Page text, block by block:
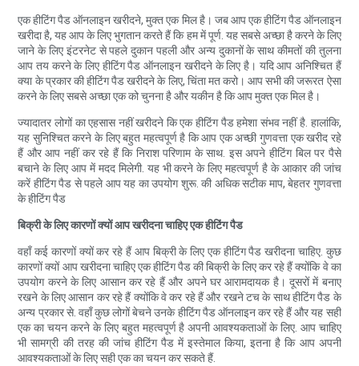
एक हीटिंग पैड ऑनलाइन खरीदने, मुक्त एक मिल है। जब आप एक हीटिंग पैड ऑनलाइन
खरीदा है, यह आप के लिए भुगतान करते हैं कि हम में पूर्ण. यह सबसे अच्छा है करने के लिए
जाने के लिए इंटरनेट से पहले दुकान पहली और अन्य दुकानों के साथ कीमतों की तुलना
आप तय करने के लिए हीटिंग पैड ऑनलाइन खरीदने के लिए है। यदि आप अनिश्चित हैं
क्या के प्रकार की हीटिंग पैड खरीदने के लिए, चिंता मत करो। आप सभी की जरूरत ऐसा
करने के लिए सबसे अच्छा एक को चुनना है और यकीन है कि आप मुक्त एक मिल है।
ज्यादातर लोगों का एहसास नहीं खरीदने कि एक हीटिंग पैड हमेशा संभव नहीं है. हालांकि,
यह सुनिश्चित करने के लिए बहुत महत्वपूर्ण है कि आप एक अच्छी गुणवत्ता एक खरीद रहे
हैं और आप नहीं कर रहे हैं कि निराश परिणाम के साथ. इस अपने हीटिंग बिल पर पैसे
बचाने के लिए आप में मदद मिलेगी. यह भी करने के लिए महत्वपूर्ण है के आकार की जांच
करें हीटिंग पैड से पहले आप यह का उपयोग शुरू. की अधिक सटीक माप, बेहतर गुणवत्ता
के हीटिंग पैड
बिक्री के लिए कारणों क्यों आप खरीदना चाहिए एक हीटिंग पैड
वहाँ कई कारणों क्यों कर रहे हैं आप बिक्री के लिए एक हीटिंग पैड खरीदना चाहिए. कुछ
कारणों क्यों आप खरीदना चाहिए एक हीटिंग पैड की बिक्री के लिए कर रहे हैं क्योंकि वे का
उपयोग करने के लिए आसान कर रहे हैं और अपने घर आरामदायक है। दूसरों में बनाए
रखने के लिए आसान कर रहे हैं क्योंकि वे कर रहे हैं और रखने टच के साथ हीटिंग पैड के
अन्य प्रकार से. वहाँ कुछ लोगों बेचने उनके हीटिंग पैड ऑनलाइन कर रहे हैं और यह सही
एक का चयन करने के लिए बहुत महत्वपूर्ण है अपनी आवश्यकताओं के लिए. आप चाहिए
भी सामग्री की तरह की जांच हीटिंग पैड में इस्तेमाल किया, इतना है कि आप अपनी
आवश्यकताओं के लिए सही एक का चयन कर सकते हैं.